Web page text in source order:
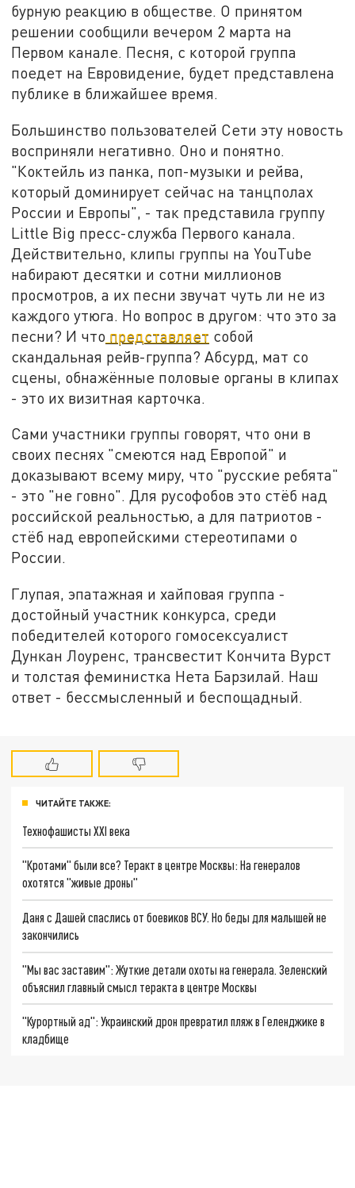
бурную реакцию в обществе. О принятом
решении сообщили вечером 2 марта на
Первом канале. Песня, с которой группа
поедет на Евровидение, будет представлена
публике в ближайшее время.
Большинство пользователей Сети эту новость
восприняли негативно. Оно и понятно.
"Коктейль из панка, поп-музыки и рейва,
который доминирует сейчас на танцполах
России и Европы", - так представила группу
Little Big пресс-служба Первого канала.
Действительно, клипы группы на YouTube
набирают десятки и сотни миллионов
просмотров, а их песни звучат чуть ли не из
каждого утюга. Но вопрос в другом: что это за
песни? И что представляет собой
скандальная рейв-группа? Абсурд, мат со
сцены, обнажённые половые органы в клипах
- это их визитная карточка.
Сами участники группы говорят, что они в
своих песнях "смеются над Европой" и
доказывают всему миру, что "русские ребята"
- это "не говно". Для русофобов это стёб над
российской реальностью, а для патриотов -
стёб над европейскими стереотипами о
России.
Глупая, эпатажная и хайповая группа -
достойный участник конкурса, среди
победителей которого гомосексуалист
Дункан Лоуренс, трансвестит Кончита Вурст
и толстая феминистка Нета Барзилай. Наш
ответ - бессмысленный и беспощадный.
ЧИТАЙТЕ ТАКЖЕ:
Технофашисты XXI века
"Кротами" были все? Теракт в центре Москвы: На генералов
охотятся "живые дроны"
Даня с Дашей спаслись от боевиков ВСУ. Но беды для малышей не
закончились
"Мы вас заставим": Жуткие детали охоты на генерала. Зеленский
объяснил главный смысл теракта в центре Москвы
"Курортный ад": Украинский дрон превратил пляж в Геленджике в
кладбище